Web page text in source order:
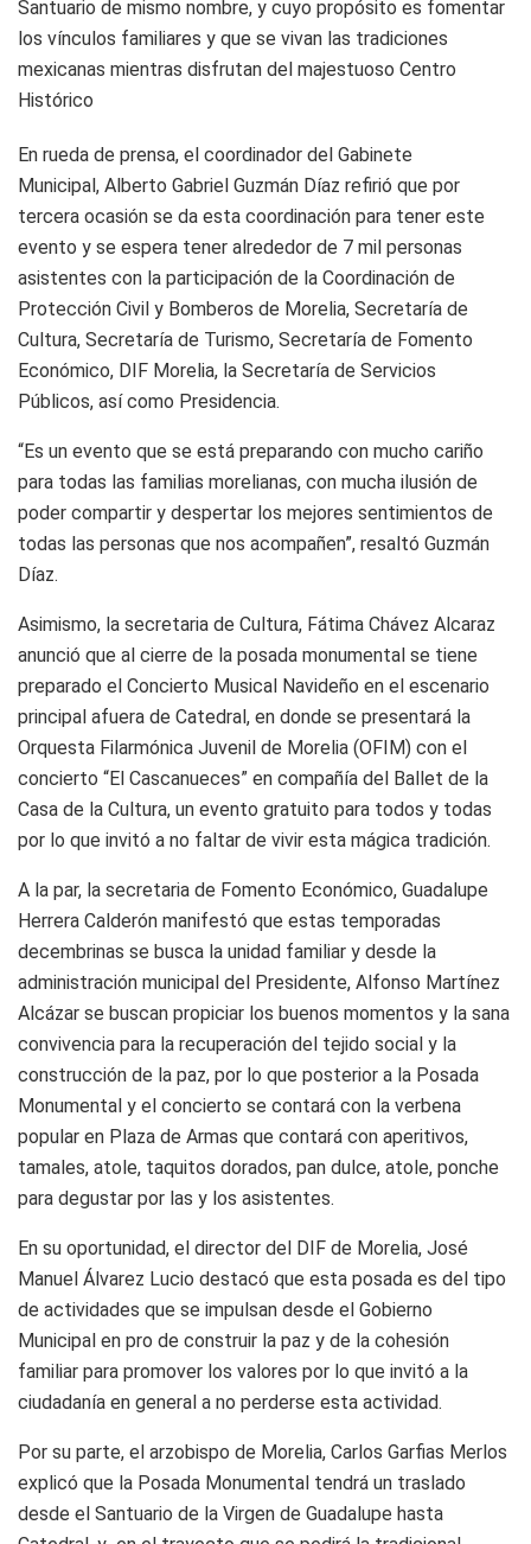
Santuario de mismo nombre, y cuyo propósito es fomentar
los vínculos familiares y que se vivan las tradiciones
mexicanas mientras disfrutan del majestuoso Centro
Histórico
En rueda de prensa, el coordinador del Gabinete
Municipal, Alberto Gabriel Guzmán Díaz refirió que por
tercera ocasión se da esta coordinación para tener este
evento y se espera tener alrededor de 7 mil personas
asistentes con la participación de la Coordinación de
Protección Civil y Bomberos de Morelia, Secretaría de
Cultura, Secretaría de Turismo, Secretaría de Fomento
Económico, DIF Morelia, la Secretaría de Servicios
Públicos, así como Presidencia.
“Es un evento que se está preparando con mucho cariño
para todas las familias morelianas, con mucha ilusión de
poder compartir y despertar los mejores sentimientos de
todas las personas que nos acompañen”, resaltó Guzmán
Díaz.
Asimismo, la secretaria de Cultura, Fátima Chávez Alcaraz
anunció que al cierre de la posada monumental se tiene
preparado el Concierto Musical Navideño en el escenario
principal afuera de Catedral, en donde se presentará la
Orquesta Filarmónica Juvenil de Morelia (OFIM) con el
concierto “El Cascanueces” en compañía del Ballet de la
Casa de la Cultura, un evento gratuito para todos y todas
por lo que invitó a no faltar de vivir esta mágica tradición.
A la par, la secretaria de Fomento Económico, Guadalupe
Herrera Calderón manifestó que estas temporadas
decembrinas se busca la unidad familiar y desde la
administración municipal del Presidente, Alfonso Martínez
Alcázar se buscan propiciar los buenos momentos y la sana
convivencia para la recuperación del tejido social y la
construcción de la paz, por lo que posterior a la Posada
Monumental y el concierto se contará con la verbena
popular en Plaza de Armas que contará con aperitivos,
tamales, atole, taquitos dorados, pan dulce, atole, ponche
para degustar por las y los asistentes.
En su oportunidad, el director del DIF de Morelia, José
Manuel Álvarez Lucio destacó que esta posada es del tipo
de actividades que se impulsan desde el Gobierno
Municipal en pro de construir la paz y de la cohesión
familiar para promover los valores por lo que invitó a la
ciudadanía en general a no perderse esta actividad.
Por su parte, el arzobispo de Morelia, Carlos Garfias Merlos
explicó que la Posada Monumental tendrá un traslado
desde el Santuario de la Virgen de Guadalupe hasta